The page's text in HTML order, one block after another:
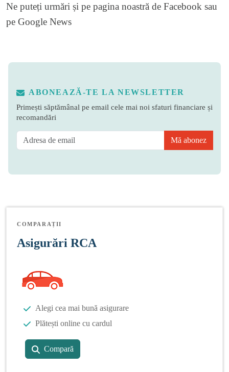
Ne puteți urmări și pe pagina noastră de Facebook sau
pe Google News
ABONEAZĂ-TE LA NEWSLETTER
Primești săptămânal pe email cele mai noi sfaturi financiare și
recomandări
Mă abonez
COMPARAȚII
Asigurări RCA
Alegi cea mai bună asigurare
Plătești online cu cardul
Compară